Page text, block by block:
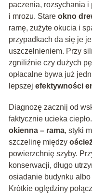
paczenia, rozsychania i
i mrozu. Stare okno
ramę, zużyte okucia i
przypadkach da się je
uszczelnieniem. Przy
zgniliźnie czy dużych
opłacalne bywa już
lepszej efektywności
Diagnozę zacznij od
faktycznie ucieka
okienna – rama, styki
szczelinę między
powierzchnię szyby.
konserwacji, długo
osiadanie budynku albo
Krótkie oględziny